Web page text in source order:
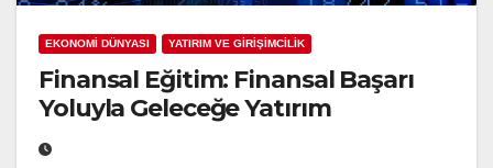
EKONOMİ DÜNYASI YATIRIM VE GİRİŞİMCİLİK
Finansal Eğitim: Finansal Başarı
Yoluyla Geleceğe Yatırım